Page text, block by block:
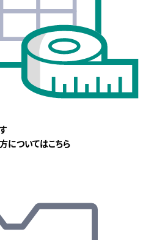
についてはこちら